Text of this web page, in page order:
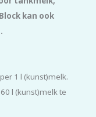
kan ook
1 l (kunst)melk.
l (kunst)melk te